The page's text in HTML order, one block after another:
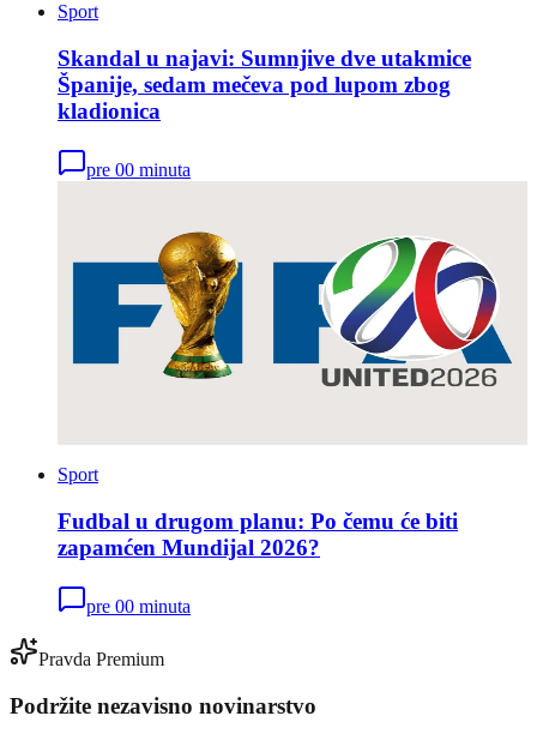
Sport
Skandal u najavi: Sumnjive dve utakmice
Španije, sedam mečeva pod lupom zbog
kladionica
pre 00 minuta
Sport
Fudbal u drugom planu: Po čemu će biti
zapamćen Mundijal 2026?
pre 00 minuta
Pravda Premium
Podržite nezavisno novinarstvo